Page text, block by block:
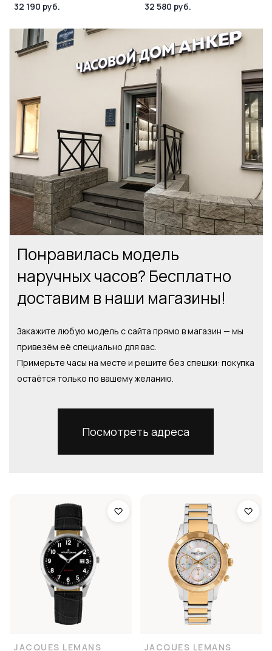
32 190 руб.
32 580 руб.
Понравилась модель
наручных часов? Бесплатно
доставим в наши магазины!
Закажите любую модель с сайта прямо в магазин — мы
привезём её специально для вас.
Примерьте часы на месте и решите без спешки: покупка
остаётся только по вашему желанию.
Посмотреть адреса
JACQUES LEMANS JACQUES LEMANS